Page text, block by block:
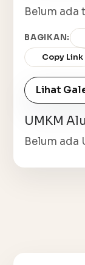
Belum ada
BAGIKAN:
Copy Link
Lihat
UMKM
Belum ada